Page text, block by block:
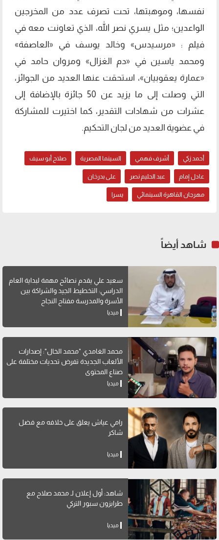
نفسها، وموهبتها، تحت تصرف عدد من المخرجين
الواعدين؛ مثل يسري نصر الله، الذي تعاونت معه في
فيلم : «مرسيدس» وخالد يوسف في «العاصفة»
ومحمد ياسين في «دم الغزال» ومروان حامد في
«عمارة يعقوبيان»، استحقت عنها العديد من الجوائز،
التي وصلت إلى ما يزيد عن 50 جائزة بالإضافة إلى
عشرات من شهادات التقدير، كما اختيرت للمشاركة
في عضوية العديد من لجان التحكيم.
أحمد زكي أشرف فهمي السينما المصرية صلاح أبو سيف
عادل إمام عبد الحليم نصر على بدرخان
مهرجان القاهرة السينمائي يسرا
شاهد أيضاً
سعيد علي يقدم نصائح مهمة لبداية العام
الدراسي: التخطيط الجيد والشراكة بين
الأسرة والمدرسة مفتاح النجاح
ميديا
محمد الغامدي "محمد الخال": إصدارات
الألعاب الجديدة تفرض تحديات مختلفة على
صناع المحتوى
ميديا
رامي عياش يعلق على خلافه مع فضل
شاكر
ميديا
شاهد: أول إعلان لـ محمد صلاح مع
طرابزون سبور التركي
ميديا